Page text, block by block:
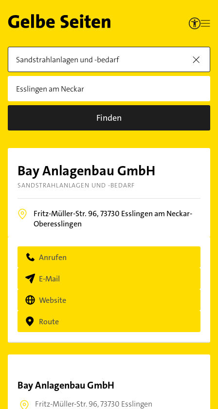
Finden
Bay Anlagenbau GmbH
SANDSTRAHLANLAGEN UND -BEDARF
Fritz-Müller-Str. 96,73730 Esslingen am Neckar-
Oberesslingen
Anrufen
E-Mail
Website
Route
Bay Anlagenbau GmbH
Fritz-Müller-Str. 96,73730 Esslingen